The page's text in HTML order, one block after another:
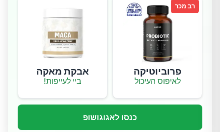
רב מכר
פרוביוטיקה
לאיפוס העיכול
אבקת מאקה
ביי לעייפות!
כנסו לאגוגושופ